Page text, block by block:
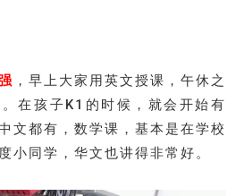
，早上大家用英文授课，午休之
在孩子K1的时候，就会开始有
文都有，数学课，基本是在学校
小同学，华文也讲得非常好。